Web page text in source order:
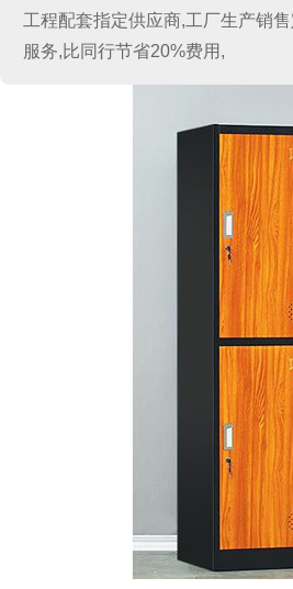
工程配套指定供应商,工厂生产销
服务,比同行节省20%费用,